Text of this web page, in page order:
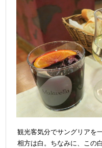
観光客気分でサングリアを一
相方は白。ちなみに、この